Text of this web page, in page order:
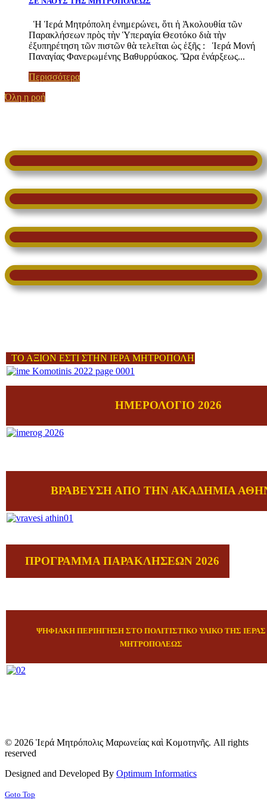
Ἡ Ἱερά Μητρόπολη ἐνημερώνει, ὅτι ἡ Ἀκολουθία τῶν
Παρακλήσεων πρὸς τὴν Ὑπεραγία Θεοτόκο διὰ τὴν
ἐξυπηρέτηση τῶν πιστῶν θὰ τελεῖται ὡς ἑξῆς : Ἱερά Μονή
Παναγίας Φανερωμένης Βαθυρρύακος. Ὥρα ἐνάρξεως...
Περισσότερα
Όλη η ροή
ΤΟ ΑΞΙΟΝ ΕΣΤΙ ΣΤΗΝ ΙΕΡΑ ΜΗΤΡΟΠΟΛΗ
ΗΜΕΡΟΛΟΓΙΟ 2026
ΒΡΑΒΕΥΣΗ ΑΠΟ ΤΗΝ ΑΚΑΔΗΜΙΑ
ΠΡΟΓΡΑΜΜΑ ΠΑΡΑΚΛΗΣΕΩΝ 2026
ΨΗΦΙΑΚΗ ΠΕΡΙΗΓΗΣΗ ΣΤΟ ΠΟΛΙΤΙΣΤΙΚΟ ΥΛΙΚΟ ΤΗΣ ΙΕΡΑΣ
ΜΗΤΡΟΠΟΛΕΩΣ
© 2026 Ἱερά Μητρόπολις Μαρωνείας καὶ Κομοτηνῆς. All rights
reserved
Designed and Developed By Optimum Informatics
Goto Top